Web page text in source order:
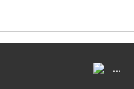
...